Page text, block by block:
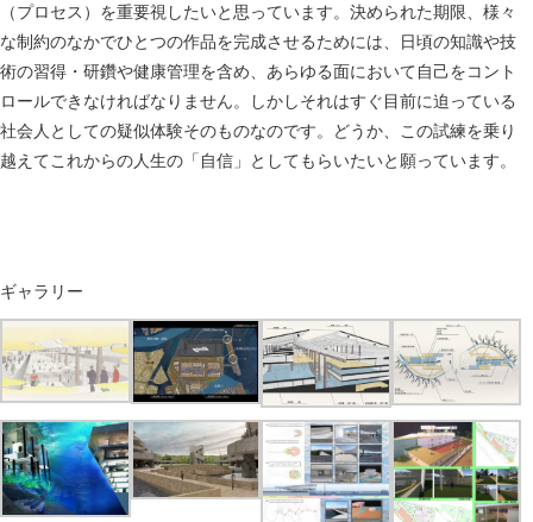
（プロセス）を重要視したいと思っています。決められた期限、様々
な制約のなかでひとつの作品を完成させるためには、日頃の知識や技
術の習得・研鑽や健康管理を含め、あらゆる面において自己をコント
ロールできなければなりません。しかしそれはすぐ目前に迫っている
社会人としての疑似体験そのものなのです。どうか、この試練を乗り
越えてこれからの人生の「自信」としてもらいたいと願っています。
ギャラリー